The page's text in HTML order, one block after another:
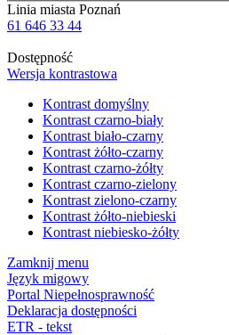
Linia miasta Poznań
61 646 33 44
Dostępność
Wersja kontrastowa
Kontrast domyślny
Kontrast czarno-biały
Kontrast biało-czarny
Kontrast żółto-czarny
Kontrast czarno-żółty
Kontrast czarno-zielony
Kontrast zielono-czarny
Kontrast żółto-niebieski
Kontrast niebiesko-żółty
Zamknij menu
Język migowy
Portal Niepełnosprawność
Deklaracja dostępności
ETR - tekst